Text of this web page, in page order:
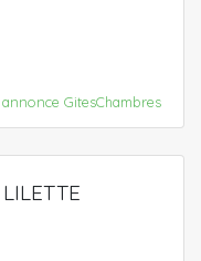
GitesChambres